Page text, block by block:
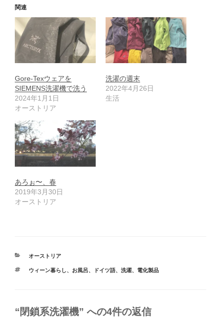
関連
Gore-Texウェアを
SIEMENS洗濯機で洗う
2024年1月1日
オーストリア
洗濯の週末
2022年4月26日
生活
あろぉ〜、春
2019年3月30日
オーストリア
カ
ゴ
オーストリア
タ
ウィーン暮らし、 お風呂、 ドイツ語、 洗濯、 電化製品
“閉鎖系洗濯機” への4件の返信